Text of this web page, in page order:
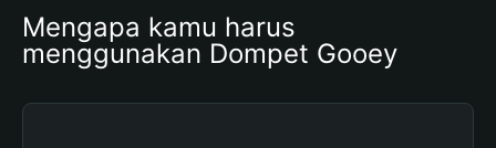
Mengapa kamu harus
menggunakan Dompet Gooey